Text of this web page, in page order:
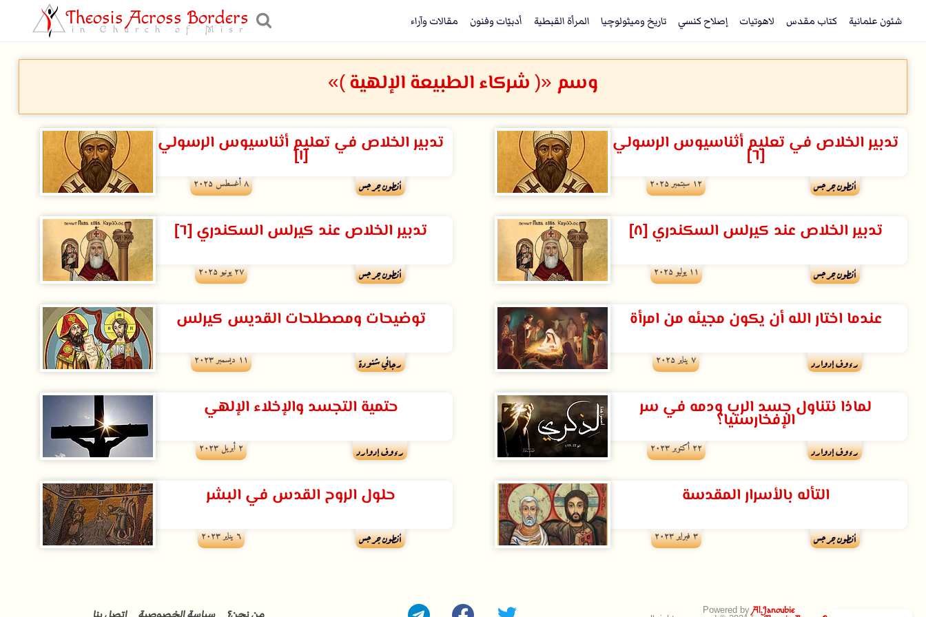
شئون علمانية كتاب مقدس لاهوتيات إصلاح كنسي تاريخ وميثولوچيا المرأة القبطية أدبيّات وفنون مقالات وآراء Theosis Across Borders
in Church of Misr
وسم «( شركاء الطبيعة الإلهية )»
تدبير الخلاص في تعليم أثناسيوس الرسولي
[٦]
أنطون جرجس ۱۲ سبتمبر ۲۰۲۵
تدبير الخلاص في تعليم أثناسيوس الرسولي
[١]
أنطون جرجس ۸ أغسطس ۲۰۲۵
تدبير الخلاص عند كيرلس السكندري [٨]
أنطون جرجس ۱۱ يوليو ۲۰۲۵
تدبير الخلاص عند كيرلس السكندري [٦]
أنطون جرجس ۲۷ يونيو ۲۰۲۵
عندما اختار الله أن يكون مجيئه من امرأة
رءوف إدوارد ۷ يناير ۲۰۲۵
توضيحات ومصطلحات القديس كيرلس
رجائي شنودة ۱۱ ديسمبر ۲۰۲۳
لماذا نتناول جسد الرب ودمه في سر
الإفخارستيا؟
رءوف إدوارد ۲۲ أكتوبر ۲۰۲۳
حتمية التجسد والإخلاء الإلهي
رءوف إدوارد ۲ أبريل ۲۰۲۳
التأله بالأسرار المقدسة
أنطون جرجس ۳ فبراير ۲۰۲۳
حلول الروح القدس في البشر
أنطون جرجس ٦ يناير ۲۰۲۳
Powered byAl.Janoubie